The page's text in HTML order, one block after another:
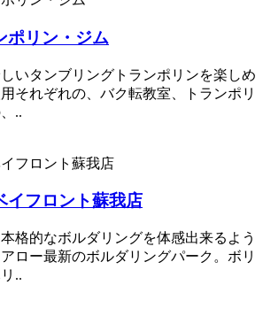
ポリン・ジム
いタンブリングトランポリンを楽しめ
それぞれの、バク転教室、トランポリ
..
イフロント蘇我店
格的なボルダリングを体感出来るよう
ロー最新のボルダリングパーク。ボリ
..